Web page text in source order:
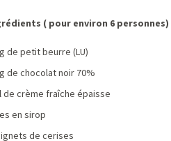
( pour environ 6 personnes)
de petit beurre (LU)
de chocolat noir 70%
de crème fraîche épaisse
en sirop
de cerises